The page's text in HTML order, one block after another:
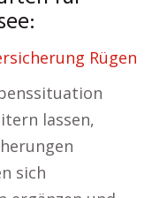
Rügen
lassen,
sich